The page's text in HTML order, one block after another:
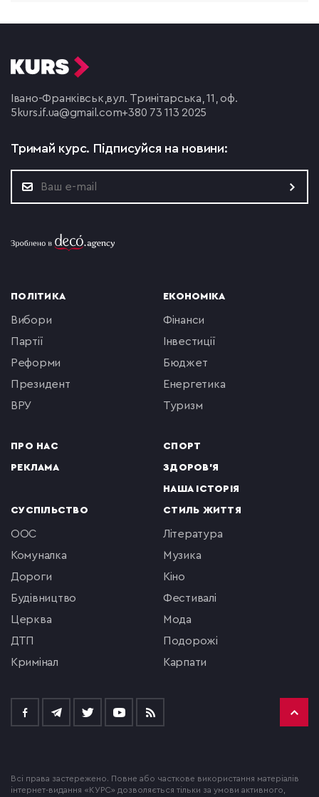
Івано-Франківськ,вул. Тринітарська, 11, оф.
5 kurs.if.ua@gmail.com+380 73 113 2025
Тримай курс. Підписуйся на новини:
ПОЛІТИКА
вибори
партії
реформи
президент
ВРУ
ПРО НАС
РЕКЛАМА
ЕКОНОМІКА
фінанси
інвестиції
бюджет
енергетика
туризм
СПОРТ
ЗДОРОВ'Я
НАША ІСТОРІЯ
СУСПІЛЬСТВО
ООС
комуналка
Дороги
будівництво
церква
ДТП
кримінал
СТИЛЬ ЖИТТЯ
література
музика
кіно
фестивалі
мода
подорожі
Карпати
Всі права застережено. Повне або часткове використання матеріалів
інтернет-видання «КУРС» дозволяється тільки за умови активного,